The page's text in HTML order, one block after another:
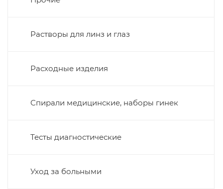
Растворы для линз и глаз
Расходные изделия
Спирали медицинские, наборы гинек
Тесты диагностические
Уход за больными